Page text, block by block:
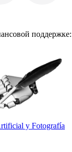
поддержке:
y Fotografía